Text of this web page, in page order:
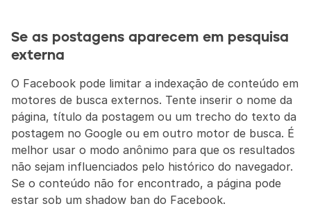
Se as postagens aparecem em pesquisa
externa
O Facebook pode limitar a indexação de conteúdo em
motores de busca externos. Tente inserir o nome da
página, título da postagem ou um trecho do texto da
postagem no Google ou em outro motor de busca. É
melhor usar o modo anônimo para que os resultados
não sejam influenciados pelo histórico do navegador.
Se o conteúdo não for encontrado, a página pode
estar sob um shadow ban do Facebook.